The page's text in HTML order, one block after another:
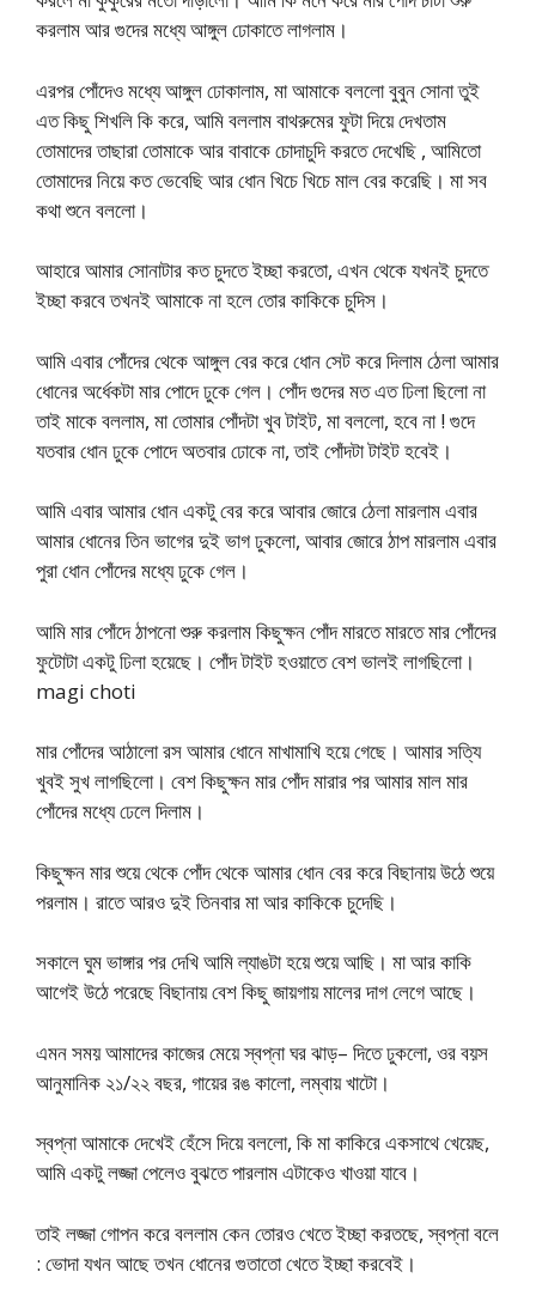
করলাম আর গুদের মধ্যে আঙ্গুল ঢোকাতে লাগলাম।
এরপর পোঁদেও মধ্যে আঙ্গুল ঢোকালাম, মা আমাকে বললো বুবুন সোনা তুই
এত কিছু শিখলি কি করে, আমি বললাম বাথরুমের ফুটা দিয়ে দেখতাম
তোমাদের তাছারা তোমাকে আর বাবাকে চোদাচুদি করতে দেখেছি , আমিতো
তোমাদের নিয়ে কত ভেবেছি আর ধোন খিচে খিচে মাল বের করেছি। মা সব
কথা শুনে বললো।
আহারে আমার সোনাটার কত চুদতে ইচ্ছা করতো, এখন থেকে যখনই চুদতে
ইচ্ছা করবে তখনই আমাকে না হলে তোর কাকিকে চুদিস।
আমি এবার পোঁদের থেকে আঙ্গুল বের করে ধোন সেট করে দিলাম ঠেলা আমার
ধোনের অর্ধেকটা মার পোদে ঢুকে গেল। পোঁদ গুদের মত এত ঢিলা ছিলো না
তাই মাকে বললাম, মা তোমার পোঁদটা খুব টাইট, মা বললো, হবে না ! গুদে
যতবার ধোন ঢুকে পোদে অতবার ঢোকে না, তাই পোঁদটা টাইট হবেই।
আমি এবার আমার ধোন একটু বের করে আবার জোরে ঠেলা মারলাম এবার
আমার ধোনের তিন ভাগের দুই ভাগ ঢুকলো, আবার জোরে ঠাপ মারলাম এবার
পুরা ধোন পোঁদের মধ্যে ঢুকে গেল।
আমি মার পোঁদে ঠাপনো শুরু করলাম কিছুক্ষন পোঁদ মারতে মারতে মার পোঁদের
ফুটোটা একটু ঢিলা হয়েছে। পোঁদ টাইট হওয়াতে বেশ ভালই লাগছিলো।
magi choti
মার পোঁদের আঠালো রস আমার ধোনে মাখামাখি হয়ে গেছে। আমার সত্যি
খুবই সুখ লাগছিলো। বেশ কিছুক্ষন মার পোঁদ মারার পর আমার মাল মার
পোঁদের মধ্যে ঢেলে দিলাম।
কিছুক্ষন মার শুয়ে থেকে পোঁদ থেকে আমার ধোন বের করে বিছানায় উঠে শুয়ে
পরলাম। রাতে আরও দুই তিনবার মা আর কাকিকে চুদেছি।
সকালে ঘুম ভাঙ্গার পর দেখি আমি ল্যাঙটা হয়ে শুয়ে আছি। মা আর কাকি
আগেই উঠে পরেছে বিছানায় বেশ কিছু জায়গায় মালের দাগ লেগে আছে।
এমন সময় আমাদের কাজের মেয়ে স্বপ্না ঘর ঝাড়– দিতে ঢুকলো, ওর বয়স
আনুমানিক ২১/২২ বছর, গায়ের রঙ কালো, লম্বায় খাটো।
স্বপ্না আমাকে দেখেই হেঁসে দিয়ে বললো, কি মা কাকিরে একসাথে খেয়েছ,
আমি একটু লজ্জা পেলেও বুঝতে পারলাম এটাকেও খাওয়া যাবে।
তাই লজ্জা গোপন করে বললাম কেন তোরও খেতে ইচ্ছা করতছে, স্বপ্না বলে
: ভোদা যখন আছে তখন ধোনের গুতাতো খেতে ইচ্ছা করবেই।